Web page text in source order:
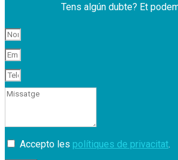
Tens algún dubte? Et
Accepto les polítiques de privacitat.